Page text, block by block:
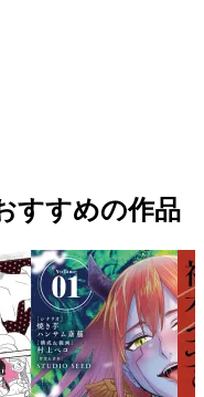
すすめの作品